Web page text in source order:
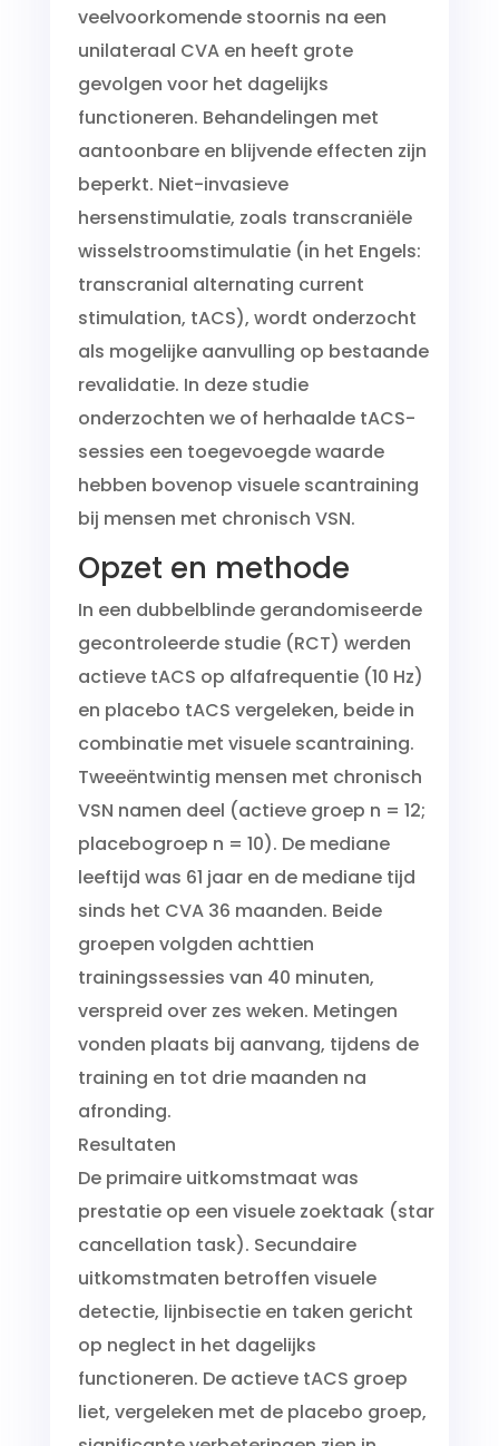
veelvoorkomende stoornis na een
unilateraal CVA en heeft grote
gevolgen voor het dagelijks
functioneren. Behandelingen met
aantoonbare en blijvende effecten zijn
beperkt. Niet-invasieve
hersenstimulatie, zoals transcraniële
wisselstroomstimulatie (in het Engels:
transcranial alternating current
stimulation, tACS), wordt onderzocht
als mogelijke aanvulling op bestaande
revalidatie. In deze studie
onderzochten we of herhaalde tACS-
sessies een toegevoegde waarde
hebben bovenop visuele scantraining
bij mensen met chronisch VSN.
Opzet en methode
In een dubbelblinde gerandomiseerde
gecontroleerde studie (RCT) werden
actieve tACS op alfafrequentie (10 Hz)
en placebo tACS vergeleken, beide in
combinatie met visuele scantraining.
Tweeëntwintig mensen met chronisch
VSN namen deel (actieve groep n = 12;
placebogroep n = 10). De mediane
leeftijd was 61 jaar en de mediane tijd
sinds het CVA 36 maanden. Beide
groepen volgden achttien
trainingssessies van 40 minuten,
verspreid over zes weken. Metingen
vonden plaats bij aanvang, tijdens de
training en tot drie maanden na
afronding.
Resultaten
De primaire uitkomstmaat was
prestatie op een visuele zoektaak (star
cancellation task). Secundaire
uitkomstmaten betroffen visuele
detectie, lijnbisectie en taken gericht
op neglect in het dagelijks
functioneren. De actieve tACS groep
liet, vergeleken met de placebo groep,